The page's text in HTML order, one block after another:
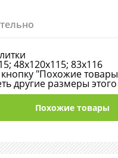
48х120х115; 83х116
"Похожие
другие размеры
Похожие товары